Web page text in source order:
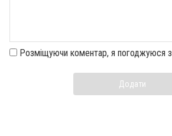
Розміщуючи коментар, я погоджуюся з
Додати